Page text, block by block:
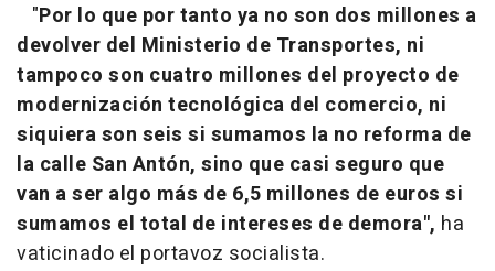
"Por lo que por tanto ya no son dos millones a
devolver del Ministerio de Transportes, ni
tampoco son cuatro millones del proyecto de
modernización tecnológica del comercio, ni
siquiera son seis si sumamos la no reforma de
la calle San Antón, sino que casi seguro que
van a ser algo más de 6,5 millones de euros si
sumamos el total de intereses de demora", ha
vaticinado el portavoz socialista.